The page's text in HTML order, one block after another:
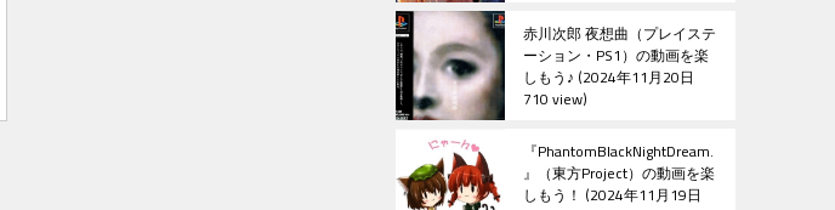
赤川次郎 夜想曲（プレイステ
ーション・PS1）の動画を楽
しもう♪ 2024年11月20日
710 view
『PhantomBlackNightDream.
』（東方Project）の動画を楽
しもう！ 2024年11月19日